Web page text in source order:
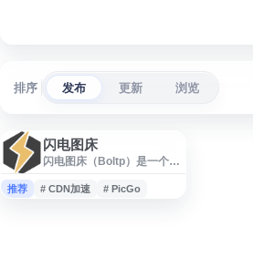
排序 发布 更新 浏览
闪电图床
闪电图床（Boltp）是一个提
成服务的免费图床平台，支
推荐 # CDN加速 # PicGo